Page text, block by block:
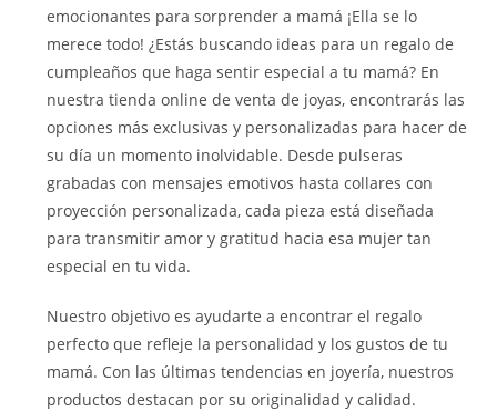
emocionantes para sorprender a mamá ¡Ella se lo
merece todo! ¿Estás buscando ideas para un regalo de
cumpleaños que haga sentir especial a tu mamá? En
nuestra tienda online de venta de joyas, encontrarás las
opciones más exclusivas y personalizadas para hacer de
su día un momento inolvidable. Desde pulseras
grabadas con mensajes emotivos hasta collares con
proyección personalizada, cada pieza está diseñada
para transmitir amor y gratitud hacia esa mujer tan
especial en tu vida.
Nuestro objetivo es ayudarte a encontrar el regalo
perfecto que refleje la personalidad y los gustos de tu
mamá. Con las últimas tendencias en joyería, nuestros
productos destacan por su originalidad y calidad.